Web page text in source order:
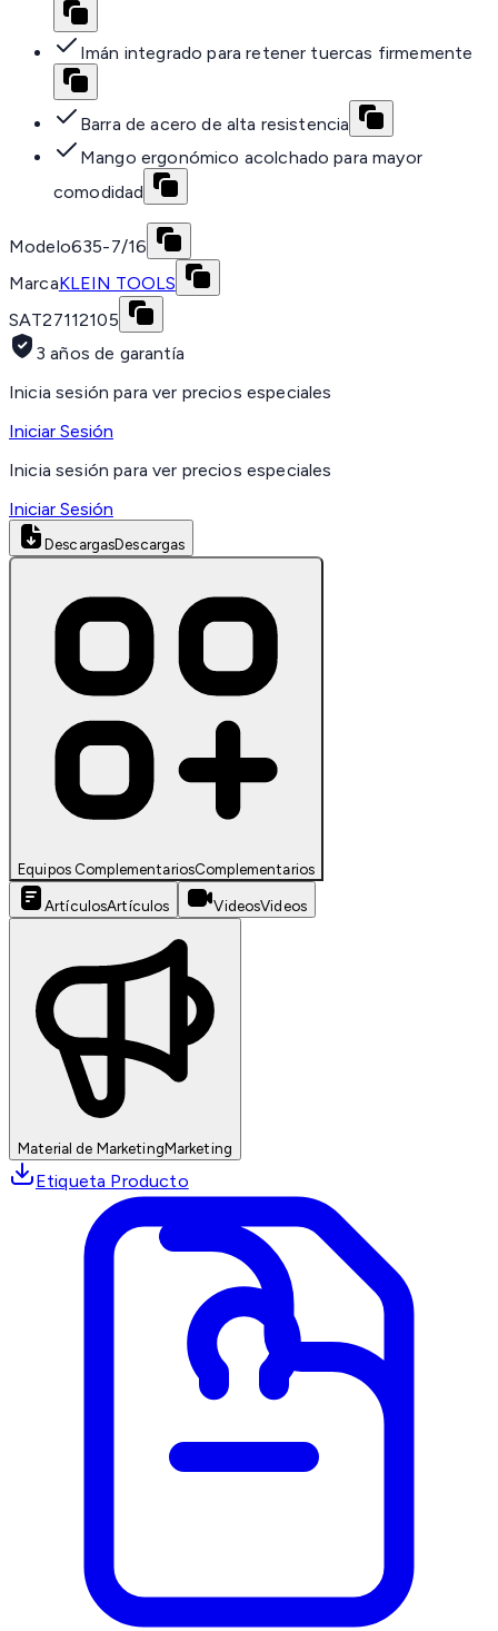
Imán integrado para retener tuercas firmemente
Barra de acero de alta resistencia
Mango ergonómico acolchado para mayor
comodidad
Modelo635-7/16
MarcaKLEIN TOOLS
SAT27112105
3 años de garantía
Inicia sesión para ver precios especiales
Iniciar Sesión
Inicia sesión para ver precios especiales
Iniciar Sesión
DescargasDescargas
Equipos ComplementariosComplementarios
ArtículosArtículos VideosVideos
Material de MarketingMarketing
Etiqueta Producto